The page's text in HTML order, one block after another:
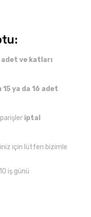
ve katları
ya da 16 adet
iptal
için lütfen bizimle
iş günü